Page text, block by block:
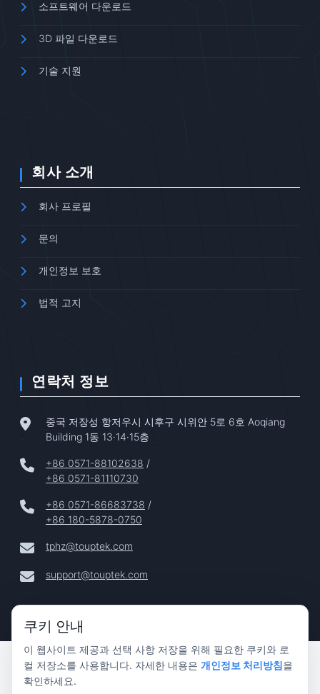
소프트웨어 다운로드
3D 파일 다운로드
기술 지원
회사 소개
회사 프로필
문의
개인정보 보호
법적 고지
연락처 정보
중국 저장성 항저우시 시후구 시위안 5로 6호 Aoqiang
Building 1동 13·14·15층
+86 0571-88102638 /
+86 0571-81110730
+86 0571-86683738 /
+86 180-5878-0750
tphz@touptek.com
support@touptek.com
Copyright © 2024–2026 Hangzhou ToupTek Photonics Co.,
쿠키 안내
이 웹사이트 제공과 선택 사항 저장을 위해 필요한 쿠키와 로
컬 저장소를 사용합니다. 자세한 내용은 개인정보 처리방침을
확인하세요.